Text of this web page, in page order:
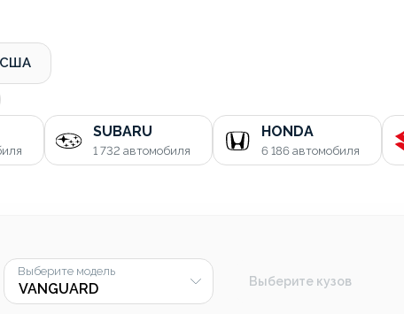
США
SUBARU
1 732 автомобиля
HONDA
6 186 автомобиля
Выберите модель
Выберите кузов